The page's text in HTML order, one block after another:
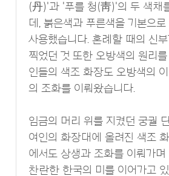
(丹)'과 '푸를 청(靑)'의 두 색채
데, 붉은색과 푸른색을 기본으
사용했습니다. 혼례할 때의 신
찍었던 것 또한 오방색의 원리
인들의 색조 화장도 오방색의
의 조화를 이뤄왔습니다.
임금의 머리 위를 지켰던 궁궐
여인의 화장대에 올려진 색조
에서도 상생과 조화를 이뤄가며
찬란한 한국의 미를 이어가고